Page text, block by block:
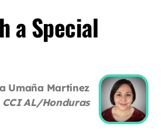
a Special
Umaña Martínez
CCI AL/Honduras